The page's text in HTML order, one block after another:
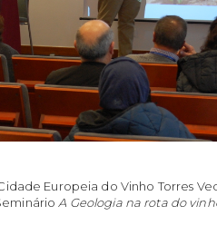
Europeia do Vinho Torres
A Geologia na rota do